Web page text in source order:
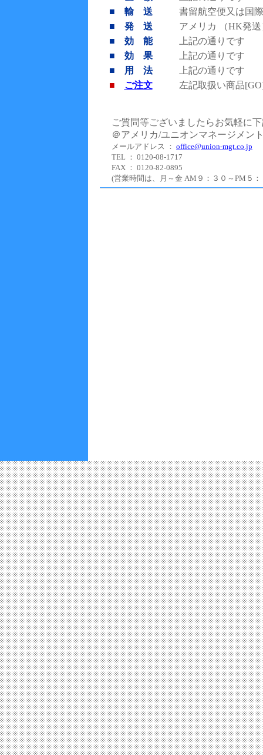
■ 輸 送
書留航空便又は国
■ 発 送
アメリカ （HK発送
■ 効 能
上記の通りです
■ 効 果
上記の通りです
■ 用 法
上記の通りです
■
ご注文 左記取扱い商品
ご質問等ございましたらお気軽に
＠アメリカ/ユニオンマネージメン
メールアドレス ： office@union-mgt.co.jp
TEL ： 0120-08-1717
FAX ： 0120-82-0895
(営業時間は、月～金 AM９：３０～PM５